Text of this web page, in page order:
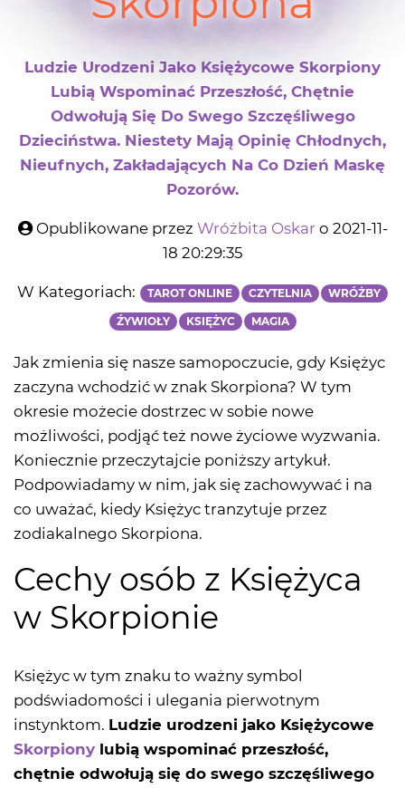
Ludzie Urodzeni Jako Księżycowe Skorpiony
Lubią Wspominać Przeszłość, Chętnie
Odwołują Się Do Swego Szczęśliwego
Dzieciństwa. Niestety Mają Opinię Chłodnych,
Nieufnych, Zakładających Na Co Dzień Maskę
Pozorów.
Opublikowane przez Wróżbita Oskar o 2021-11-
18 20:29:35
W Kategoriach: TAROT ONLINE CZYTELNIA WRÓŻBY
ŹYWIOŁY KSIĘŻYC MAGIA
Jak zmienia się nasze samopoczucie, gdy Księżyc
zaczyna wchodzić w znak Skorpiona? W tym
okresie możecie dostrzec w sobie nowe
możliwości, podjąć też nowe życiowe wyzwania.
Koniecznie przeczytajcie poniższy artykuł.
Podpowiadamy w nim, jak się zachowywać i na
co uważać, kiedy Księżyc tranzytuje przez
zodiakalnego Skorpiona.
Cechy osób z Księżyca
w Skorpionie
Księżyc w tym znaku to ważny symbol
podświadomości i ulegania pierwotnym
instynktom. Ludzie urodzeni jako Księżycowe
Skorpiony lubią wspominać przeszłość,
chętnie odwołują się do swego szczęśliwego